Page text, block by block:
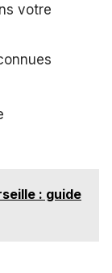
votre
: guide